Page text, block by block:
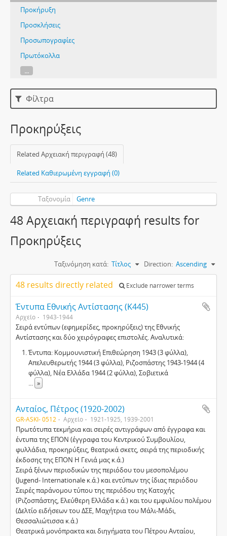
Προκήρυξη
Προσκλήσεις
Προσωπογραφίες
Πρωτόκολλα
...
Φίλτρα
Προκηρύξεις
Related Αρχειακή περιγραφή (48)
Related Καθιερωμένη εγγραφή (0)
Ταξονομία Genre
48 Αρχειακή περιγραφή results for
Προκηρύξεις
Ταξινόμηση κατά: Τίτλος Direction: Ascending
48 results directly related Exclude narrower terms
Έντυπα Εθνικής Αντίστασης (Κ445)
Αρχείο 1943-1944
Σειρά εντύπων (εφημερίδες, προκηρύξεις) της Εθνικής
Αντίστασης και δύο χειρόγραφες επιστολές. Αναλυτικά:
Έντυπα: Κομμουνιστική Επιθεώρηση 1943 (3 φύλλα),
Απελευθερωτής 1944 (3 φύλλα), Ριζοσπάστης 1943-1944 (4
φύλλα), Νέα Ελλάδα 1944 (2 φύλλα), Σοβιετικά
... »
Ανταίος, Πέτρος (1920-2002)
GR-ASKI- 0512 Αρχείο 1921-1925, 1939-2001
Πρωτότυπα τεκµήρια και σειρές αντιγράφων από έγγραφα και
έντυπα της ΕΠΟΝ (έγγραφα του Κεντρικού Συµβουλίου,
φυλλάδια, προκηρύξεις, θεατρικά σκετς, σειρά της περιοδικής
έκδοσης της ΕΠΟΝ Η Γενιά µας κ.ά.)
Σειρά ξένων περιοδικών της περιόδου του µεσοπολέµου
(Jugend- Internationale κ.ά.) και εντύπων της ίδιας περιόδου
Σειρές παράνοµου τύπου της περιόδου της Κατοχής
(Ριζοσπάστης, Ελεύθερη Ελλάδα κ.ά.) και του εµφυλίου πολέµου
(Δελτίο ειδήσεων του ΔΣΕ, Μαχήτρια του Μάλι-Μάδι,
Θεσσαλιώτισσα κ.ά.)
Θεατρικά µονόπρακτα και διηγήµατα του Πέτρου Ανταίου,